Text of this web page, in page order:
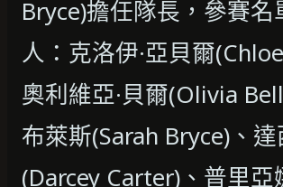
Bryce)擔任隊長，參賽名
人：克洛伊·亞貝爾
奧利維亞·貝爾(Olivia
布萊斯(Sarah Bryce)、達
(Darcey Carter)、普里亞